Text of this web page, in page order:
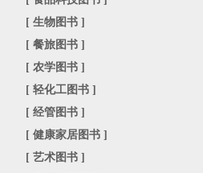
[ 生物图书 ]
[ 餐旅图书 ]
[ 农学图书 ]
[ 轻化工图书 ]
[ 经管图书 ]
[ 健康家居图书 ]
[ 艺术图书 ]